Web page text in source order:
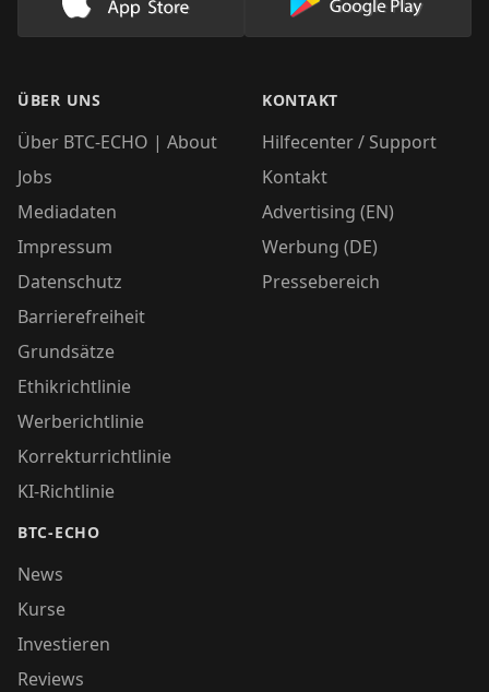
Lade unsere App im AppStore herunter
Lade unsere
ÜBER UNS
Über BTC-ECHO | About
Jobs
Mediadaten
Impressum
Datenschutz
Barrierefreiheit
Grundsätze
Ethikrichtlinie
Werberichtlinie
Korrekturrichtlinie
KI-Richtlinie
BTC-ECHO
News
Kurse
Investieren
Reviews
KONTAKT
Hilfecenter / Support
Kontakt
Advertising (EN)
Werbung (DE)
Pressebereich